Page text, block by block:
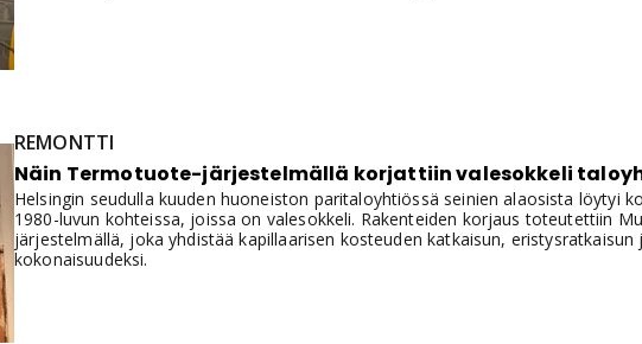
REMONTTI
Näin Termotuote-järjestelmällä korjattiin valesokkeli
Helsingin seudulla kuuden huoneiston paritaloyhtiössä seinien alaosista löytyi
1980-luvun kohteissa, joissa on valesokkeli. Rakenteiden korjaus toteutettiin
järjestelmällä, joka yhdistää kapillaarisen kosteuden katkaisun, eristysratkaisun
kokonaisuudeksi.